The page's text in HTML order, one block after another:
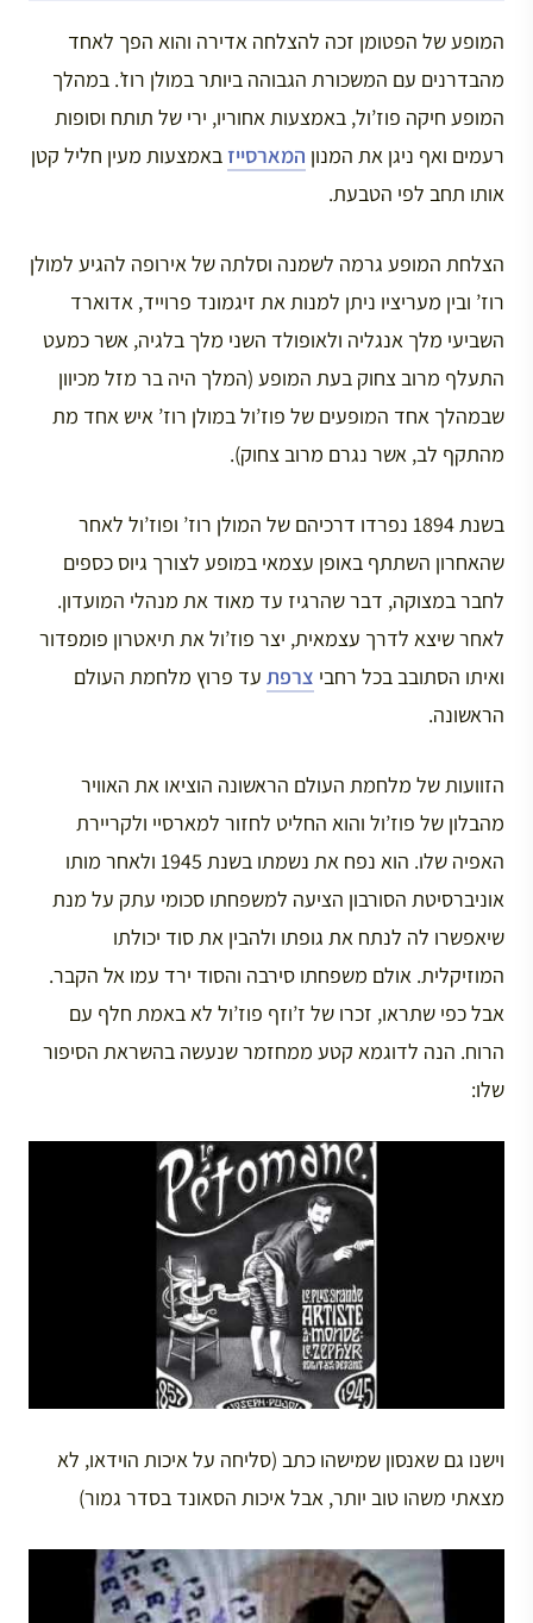
המופע של הפטומן זכה להצלחה אדירה והוא הפך לאחד
מהבדרנים עם המשכורת הגבוהה ביותר במולן רוז’. במהלך
המופע חיקה פוז’ול, באמצעות אחוריו, ירי של תותח וסופות
רעמים ואף ניגן את המנון המארסייזבאמצעות מעין חליל קטן
אותו תחב לפי הטבעת.
הצלחת המופע גרמה לשמנה וסלתה של אירופה להגיע למולן
רוז’ ובין מעריציו ניתן למנות את זיגמונד פרוייד, אדוארד
השביעי מלך אנגליה ולאופולד השני מלך בלגיה, אשר כמעט
התעלף מרוב צחוק בעת המופע (המלך היה בר מזל מכיוון
שבמהלך אחד המופעים של פוז’ול במולן רוז’ איש אחד מת
מהתקף לב, אשר נגרם מרוב צחוק).
בשנת 1894 נפרדו דרכיהם של המולן רוז’ ופוז’ול לאחר
שהאחרון השתתף באופן עצמאי במופע לצורך גיוס כספים
לחבר במצוקה, דבר שהרגיז עד מאוד את מנהלי המועדון.
לאחר שיצא לדרך עצמאית, יצר פוז’ול את תיאטרון פומפדור
ואיתו הסתובב בכל רחבי צרפת עד פרוץ מלחמת העולם
הראשונה.
הזוועות של מלחמת העולם הראשונה הוציאו את האוויר
מהבלון של פוז’ול והוא החליט לחזור למארסיי ולקריירת
האפיה שלו. הוא נפח את נשמתו בשנת 1945 ולאחר מותו
אוניברסיטת הסורבון הציעה למשפחתו סכומי עתק על מנת
שיאפשרו לה לנתח את גופתו ולהבין את סוד יכולתו
המוזיקלית. אולם משפחתו סירבה והסוד ירד עמו אל הקבר.
אבל כפי שתראו, זכרו של ז’וזף פוז’ול לא באמת חלף עם
הרוח. הנה לדוגמא קטע ממחזמר שנעשה בהשראת הסיפור
שלו:
וישנו גם שאנסון שמישהו כתב (סליחה על איכות הוידאו, לא
מצאתי משהו טוב יותר, אבל איכות הסאונד בסדר גמור)